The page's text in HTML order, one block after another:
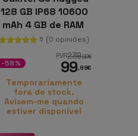
128 GB IP68 10600
mAh 4 GB de RAM
5 (0 opiniões)
PVR239,99€
99,99€
-58%
Temporariamente
fora de stock.
Avisem-me quando
estiver disponível